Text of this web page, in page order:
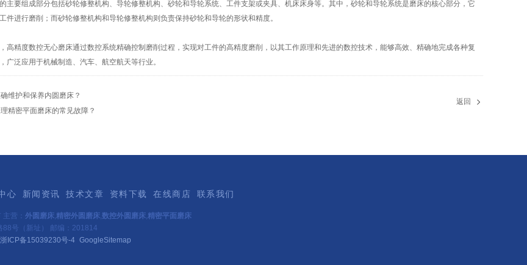
要组成部分包括砂轮修整机构、导轮修整机构、砂轮和导轮系统、工件支架或夹具、机床床身等。其中，砂轮和导轮系统是磨床的核心部分，它
件进行磨削；而砂轮修整机构和导轮修整机构则负责保持砂轮和导轮的形状和精度。
精度数控无心磨床通过数控系统精确控制磨削过程，实现对工件的高精度磨削，以其工作原理和先进的数控技术，能够高效、精确地完成各种复
广泛应用于机械制造、汽车、航空航天等行业。
维护和保养内圆磨床？
精密平面磨床的常见故障？
返回
心 新闻资讯 技术文章 资料下载 在线商店 联系我们
营： 外圆磨床,精密外圆磨床,数控外圆磨床,精密平面磨床
88号（新址） 邮编：201814
浙ICP备15039230号-4 GoogleSitemap